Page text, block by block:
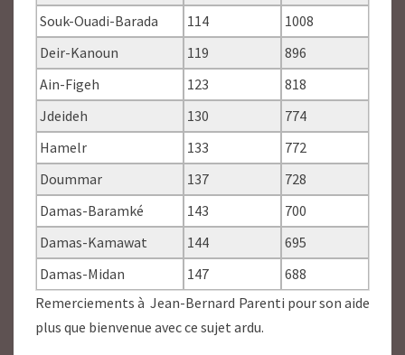
Souk-Ouadi-Barada
114
1008
Deir-Kanoun
119
896
Ain-Figeh
123
818
Jdeideh
130
774
Hamelr
133
772
Doummar
137
728
Damas-Baramké
143
700
Damas-Kamawat
144
695
Damas-Midan
147
688
Remerciements à Jean-Bernard Parenti pour son aide
plus que bienvenue avec ce sujet ardu.